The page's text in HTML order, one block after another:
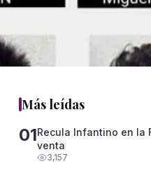
Más leídas
01Recula Infantino en la
venta
3,157